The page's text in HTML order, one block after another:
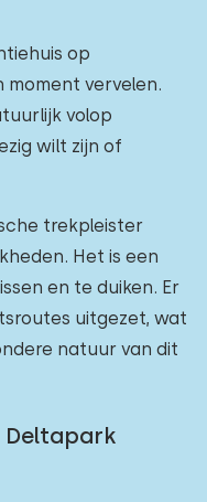
op
moment vervelen.
volop
wilt zijn of
trekpleister
Het is een
en te duiken. Er
uitgezet, wat
natuur van dit
Deltapark